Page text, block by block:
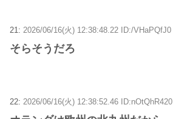
21: 2026/06/16(火) 12:38:48.22 ID:/VHaPQfJ0
そらそうだろ
22: 2026/06/16(火) 12:38:52.46 ID:nOtQhR420